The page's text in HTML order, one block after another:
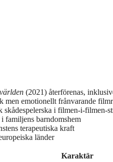
(2021) återförenas,
men emotionellt frånvarande
skådespelerska i filmen-i-filmen-
familjens barndomshem
terapeutiska kraft
länder
Karaktär